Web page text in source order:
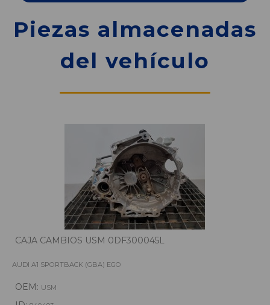
Piezas almacenadas
del vehículo
CAJA CAMBIOS USM 0DF300045L
AUDI A1 SPORTBACK (GBA) EGO
OEM: USM